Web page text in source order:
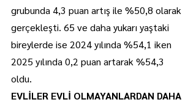
grubunda 4,3 puan artış ile %50,8 olarak
gerçekleşti. 65 ve daha yukarı yaştaki
bireylerde ise 2024 yılında %54,1 iken
2025 yılında 0,2 puan artarak %54,3
oldu.
EVLİLER EVLİ OLMAYANLARDAN DAHA